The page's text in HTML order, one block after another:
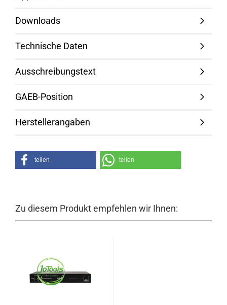
Downloads
Technische Daten
Ausschreibungstext
GAEB-Position
Herstellerangaben
teilen teilen
Zu diesem Produkt empfehlen wir Ihnen: